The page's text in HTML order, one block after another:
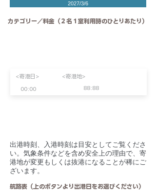
<寄港日>
00:00 88:88
<寄港地>
2027/3/6
カテゴリー／料金（２名１室利用時のひとりあたり）
​出港時刻、入港時刻は目安としてご覧くださ
い。気象条件などを含め安全上の理由で、寄
港地が変更もしくは抜港になることが稀にご
ざいます。
航路表（上のボタンより出港日をお選びください）